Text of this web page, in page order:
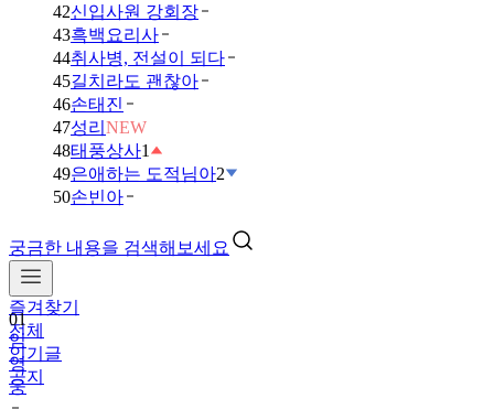
42신입사원 강회장
43흑백요리사
44취사병, 전설이 되다
45길치라도 괜찮아
46손태진
47성리 NEW
48태풍상사1
49은애하는 도적님아2
50손빈아
궁금한 내용을 검색해보세요
즐겨찾기
전체
인기글
공지
01
임
영
웅